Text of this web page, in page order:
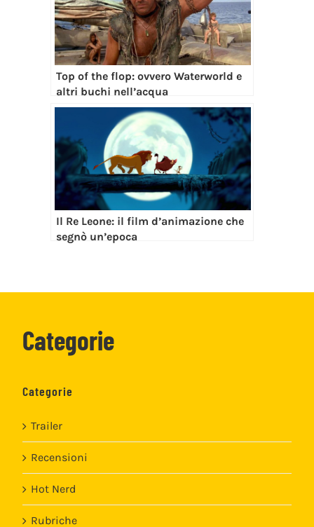
Top of the flop: ovvero Waterworld e
altri buchi nell’acqua
Il Re Leone: il film d’animazione che
segnò un’epoca
Categorie
Categorie
Trailer
Recensioni
Hot Nerd
Rubriche